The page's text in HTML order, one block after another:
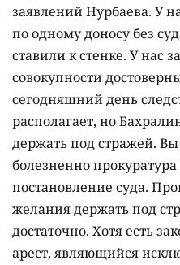
заявлений Нурбаева. У
по одному доносу без
ставили к стенке. У нас
совокупности
сегодняшний день
располагает, но
держать под стражей.
болезненно
постановление суда.
желания держать под
достаточно. Хотя есть
арест, являющийся